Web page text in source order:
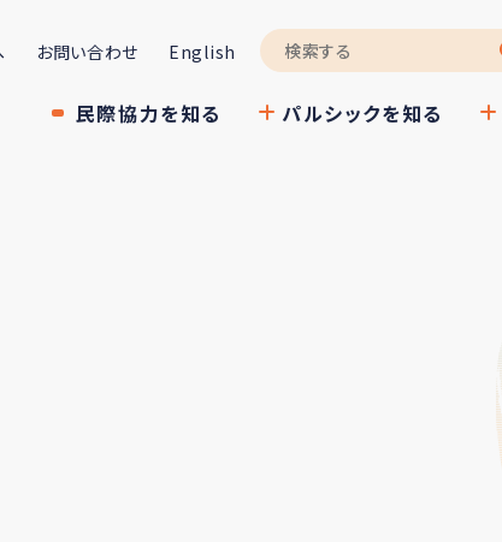
お問い合わせ English
民際協力を知る パルシックを知る